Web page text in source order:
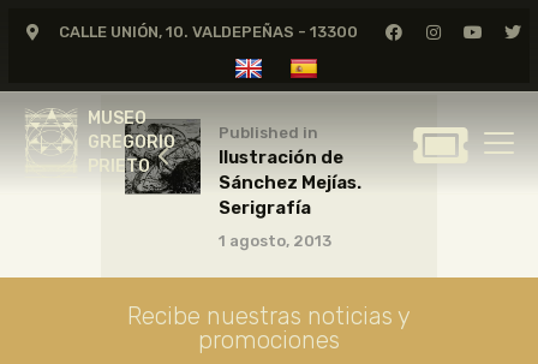
CALLE UNIÓN, 10. VALDEPEÑAS - 13300
MUSEO
GREGORIO
PRIETO
MUSEO
GREGORIO
GREGORIO PRIETO
ARCHIVO
CERTAMEN DE DIBUJO
FUNDACIÓN
Published in
Ilustración de
Sánchez Mejías.
Serigrafía
1 agosto, 2013
Recibe nuestras noticias y
promociones